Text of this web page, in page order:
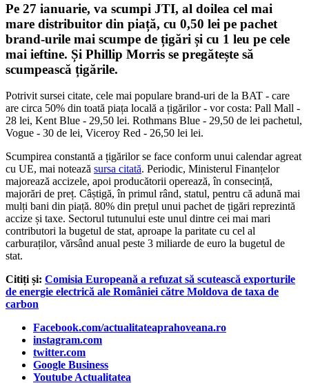
Pe 27 ianuarie, va scumpi JTI, al doilea cel mai
mare distribuitor din piață, cu 0,50 lei pe pachet
brand-urile mai scumpe de țigări și cu 1 leu pe cele
mai ieftine. Și Phillip Morris se pregătește să
scumpească țigările.
Potrivit sursei citate, cele mai populare brand-uri de la BAT - care
are circa 50% din toată piața locală a țigărilor - vor costa: Pall Mall -
28 lei, Kent Blue - 29,50 lei. Rothmans Blue - 29,50 de lei pachetul,
Vogue - 30 de lei, Viceroy Red - 26,50 lei lei.
Scumpirea constantă a țigărilor se face conform unui calendar agreat
cu UE, mai notează sursa citată. Periodic, Ministerul Finanțelor
majorează accizele, apoi producătorii operează, în consecință,
majorări de preț. Câștigă, în primul rând, statul, pentru că adună mai
mulți bani din piață. 80% din prețul unui pachet de țigări reprezintă
accize și taxe. Sectorul tutunului este unul dintre cei mai mari
contributori la bugetul de stat, aproape la paritate cu cel al
carburaților, vărsând anual peste 3 miliarde de euro la bugetul de
stat.
Citiți și: Comisia Europeană a refuzat să scutească exporturile
de energie electrică ale României către Moldova de taxa de
carbon
Facebook.com/actualitateaprahoveana.ro
instagram.com
twitter.com
Google Business
Youtube Actualitatea